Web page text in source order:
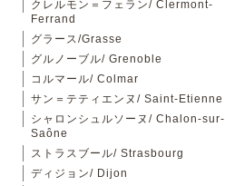
クレルモン＝フェラン/ Clermont-
Ferrand
グラース/Grasse
グルノーブル/ Grenoble
コルマール/ Colmar
サン＝テティエンヌ/ Saint-Etienne
シャロンシュルソーヌ/ Chalon-sur-
Saône
ストラスブール/ Strasbourg
ディジョン/ Dijon